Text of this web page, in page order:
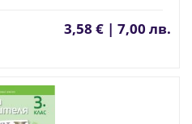
3,58 € | 7,00 лв.